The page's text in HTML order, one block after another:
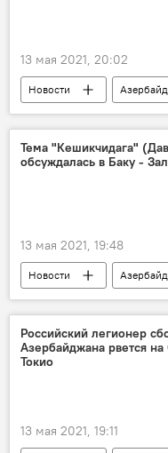
13 мая 2021, 20:02
Новости
ЖИЗНЬ
Кабинет министров АР
Тема "Кешикчидага"
обсуждалась в Баку -
13 мая 2021, 19:48
Новости
Новости мира
Российский легионер
Азербайджана рвется
Токио
13 мая 2021, 19:11